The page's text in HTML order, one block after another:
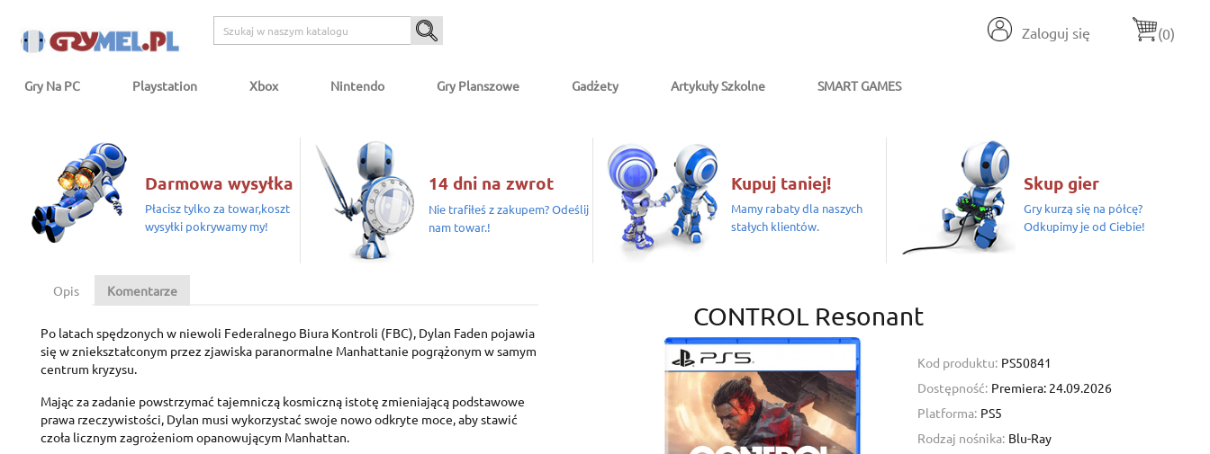
Zaloguj się (0)
Gry Na PC Playstation Xbox Nintendo Gry Planszowe Gadżety Artykuły Szkolne SMART GAMES
Darmowa wysyłka
Płacisz tylko za towar,koszt
wysyłki pokrywamy my!
14 dni na zwrot
Nie trafiłeś z zakupem? Odeślij
nam towar.!
Kupuj taniej!
Mamy rabaty dla naszych
stałych klientów.
Skup gier
Gry kurzą się na półcę?
Odkupimy je od Ciebie!
Opis Komentarze
Po latach spędzonych w niewoli Federalnego Biura Kontroli (FBC), Dylan Faden pojawia
się w zniekształconym przez zjawiska paranormalne Manhattanie pogrążonym w samym
centrum kryzysu.
Mając za zadanie powstrzymać tajemniczą kosmiczną istotę zmieniającą podstawowe
prawa rzeczywistości, Dylan musi wykorzystać swoje nowo odkryte moce, aby stawić
czoła licznym zagrożeniom opanowującym Manhattan.
CONTROL Resonant
Kod produktu: PS50841
Dostępność: Premiera: 24.09.2026
Platforma: PS5
Rodzaj nośnika: Blu-Ray